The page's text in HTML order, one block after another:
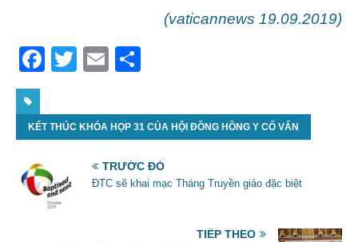
(vaticannews 19.09.2019)
F
c
e
b
o
o
T
itt
er
E
ai
l
ar
e
KẾT THÚC KHÓA HỌP 31 CỦA HỘI ĐỒNG HỒNG Y CỐ VẤN
TRƯỚC ĐÓ
ĐTC sẽ khai mạc Tháng Truyền giáo đặc biệt
TIẾP THEO